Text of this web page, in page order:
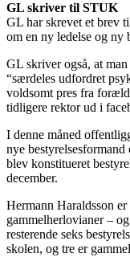
GL skriver til STUK
GL har skrevet et brev
om en ny ledelse og ny
GL skriver også, at
“særdeles udfordret
voldsomt pres fra
tidligere rektor ud i
I denne måned
nye
blev konstitueret
december.
Hermann Haraldsson
gammelherlovianer –
resterende seks
skolen, og tre er